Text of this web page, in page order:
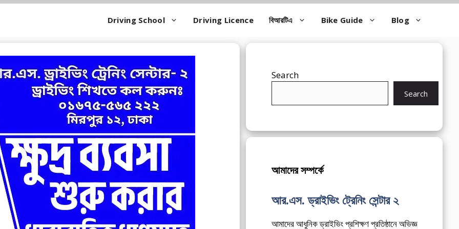
Driving School Driving Licence বিআরটিএ Bike Guide Blog
Search
Search
আমাদের সম্পর্কে
আর.এস. ড্রাইভিং ট্রেনিং সেন্টার ২
আমাদের আধুনিক ড্রাইভিং প্রশিক্ষণ প্রতিষ্ঠানে অভিজ্ঞ